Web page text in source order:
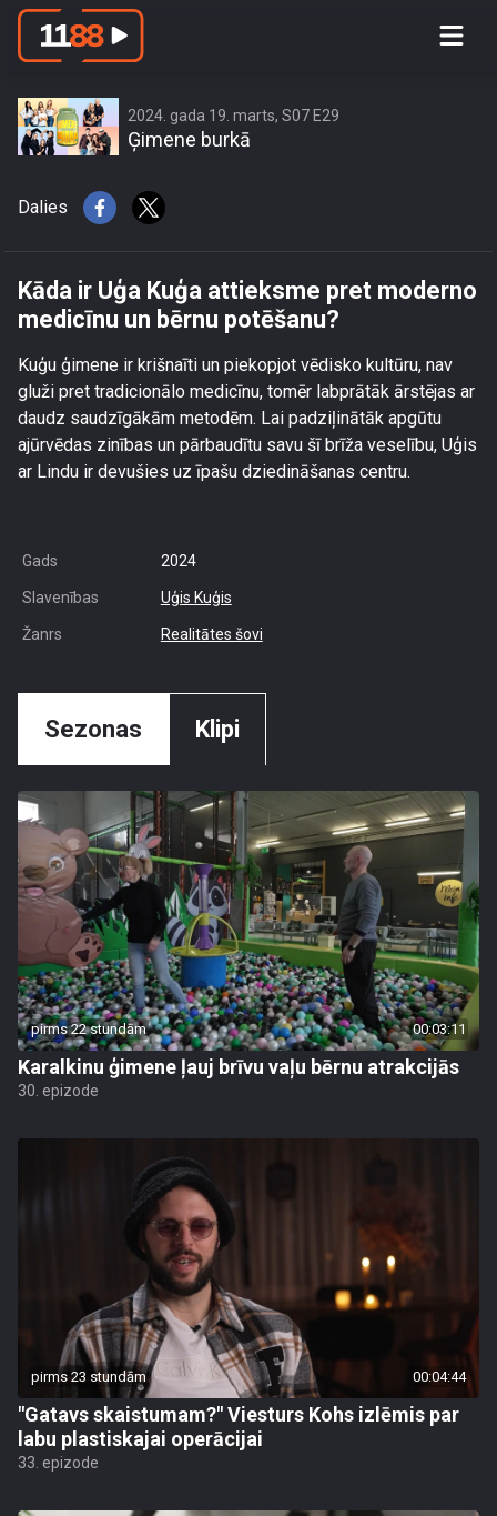
Kāda ir Uģa Kuģa attieksme pret
2024. gada 19. marts, S07 E29
Ģimene burkā
Dalies
Kāda ir Uģa Kuģa attieksme pret moderno
medicīnu un bērnu potēšanu?
Kuģu ģimene ir krišnaīti un piekopjot vēdisko kultūru, nav
gluži pret tradicionālo medicīnu, tomēr labprātāk ārstējas ar
daudz saudzīgākām metodēm. Lai padziļinātāk apgūtu
ajūrvēdas zinības un pārbaudītu savu šī brīža veselību, Uģis
ar Lindu ir devušies uz īpašu dziedināšanas centru.
Gads 2024
Slavenības Uģis Kuģis
Žanrs Realitātes šovi
Sezonas Klipi
pirms 22 stundām 00:03:11
Karalkinu ģimene ļauj brīvu vaļu bērnu atrakcijās
30. epizode
pirms 23 stundām 00:04:44
"Gatavs skaistumam?" Viesturs Kohs izlēmis par
labu plastiskajai operācijai
33. epizode